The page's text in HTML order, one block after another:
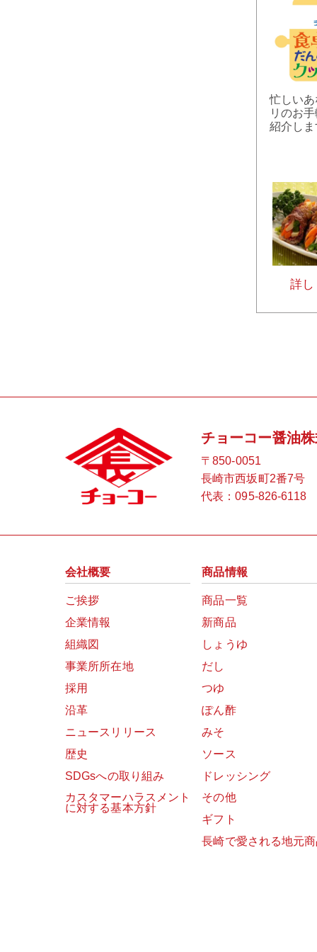
忙しい
リのお
紹介し
詳
チョーコー醤油
〒850-0051
長崎市西坂町2番7号
代表：095-826-6118
会社概要
ご挨拶
企業情報
組織図
事業所所在地
採用
沿革
ニュースリリース
歴史
SDGsへの取り組み
カスタマーハラスメント
に対する基本方針
商品情報
商品一覧
新商品
しょうゆ
だし
つゆ
ぽん酢
みそ
ソース
ドレッシング
その他
ギフト
長崎で愛される地元